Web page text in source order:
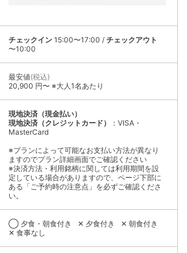
チェックイン 15:00〜17:00 / チェックアウト
〜10:00
最安値(税込)
20,900 円〜 ※大人1名あたり
現地決済（現金払い）
現地決済（クレジットカード）
：VISA・
MasterCard
※プランによって可能なお支払い方法が異なり
ますのでプラン詳細画面でご確認ください
※決済方法・利用銘柄に関しては利用期間を設
定している場合がありますので、ページ下部に
ある「ご予約時の注意点」を必ずご確認くださ
い。
◯ 夕食・朝食付き ✕ 夕食付き
✕ 朝食付き
✕ 食事なし